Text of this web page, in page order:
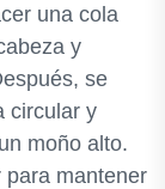
una cola
y
se
circular y
moño alto.
para mantener